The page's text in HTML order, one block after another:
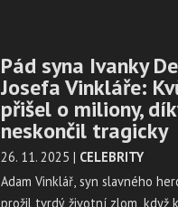
Pád syna Ivanky
Josefa Vinkláře:
přišel o miliony,
neskončil tragicky
26. 11. 2025 | CELEBRITY
Adam Vinklář, syn slavného
prožil tvrdý životní zlom, když